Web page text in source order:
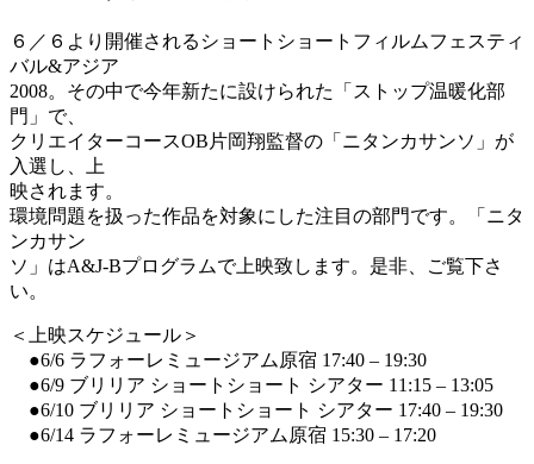
６／６より開催されるショートショートフィルムフェスティ
バル&アジア
2008。その中で今年新たに設けられた「ストップ温暖化部
門」で、
クリエイターコースOB片岡翔監督の「ニタンカサンソ」が
入選し、上
映されます。
環境問題を扱った作品を対象にした注目の部門です。「ニタ
ンカサン
ソ」はA&J-Bプログラムで上映致します。是非、ご覧下さ
い。
＜上映スケジュール＞
●6/6 ラフォーレミュージアム原宿 17:40 – 19:30
●6/9 ブリリア ショートショート シアター 11:15 – 13:05
●6/10 ブリリア ショートショート シアター 17:40 – 19:30
●6/14 ラフォーレミュージアム原宿 15:30 – 17:20